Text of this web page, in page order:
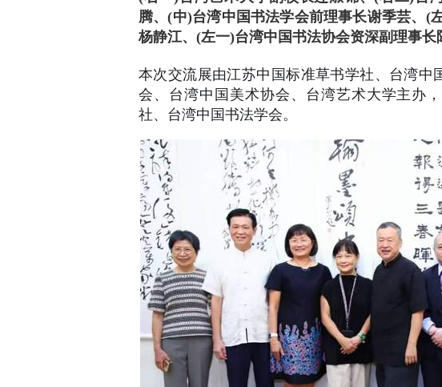
腾、(中)台湾中国书法学会前理事长谢季芸、(
杨静江、(左一)台湾中国书法协会资深副理事长
本次交流展由江苏中国标准草书学社、台湾中
会、台湾中国美术协会、台湾艺术大学主办
社、台湾中国书法学会。